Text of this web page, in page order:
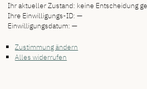
Ihr aktueller Zustand: keine Entscheidung
Ihre Einwilligungs-ID: —
Einwilligungsdatum: —
Zustimmung ändern
Alles widerrufen